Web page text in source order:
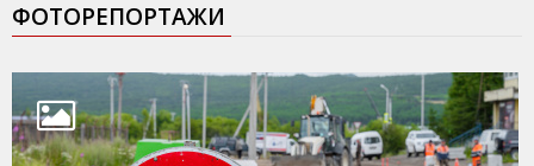
ФОТОРЕПОРТАЖИ